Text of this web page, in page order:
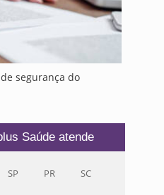
segurança do
Saúde atende
SP PR SC